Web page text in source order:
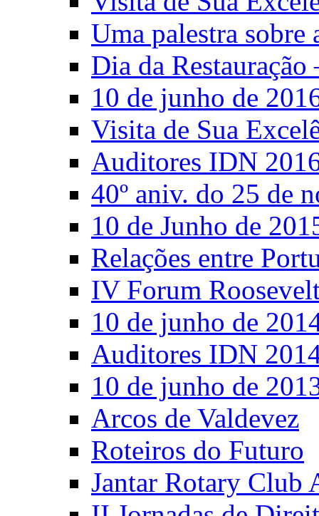
Uma palestra sobre
Dia da Restauração
10 de junho de
Visita de Sua
Auditores IDN
40º aniv. do 25 de
10 de Junho de
Relações entre
IV Forum
10 de junho de
Auditores IDN
10 de junho de
Arcos de Valdevez
Roteiros do Futuro
Jantar Rotary Club